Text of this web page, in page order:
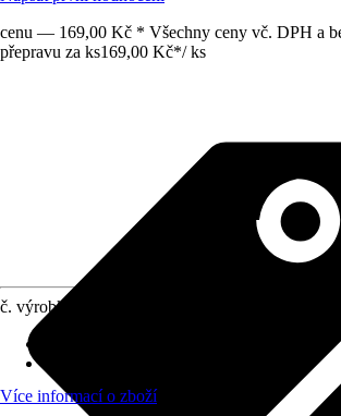
cenu — 169,00 Kč * Všechny ceny vč. DPH a
přepravu za ks169,00 Kč*/ ks
č. výrobku
Více informací o zboží